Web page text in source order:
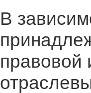
В
правовой